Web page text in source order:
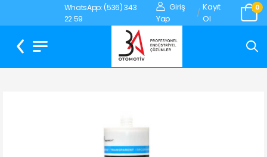
WhatsApp: (536) 343
22 59
Giriş
Yap
/
Kayıt
Ol
0